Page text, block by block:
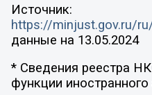
Источник:
https://minjust.gov.ru/
данные на 13.05.2024
* Сведения реестра
функции иностранного